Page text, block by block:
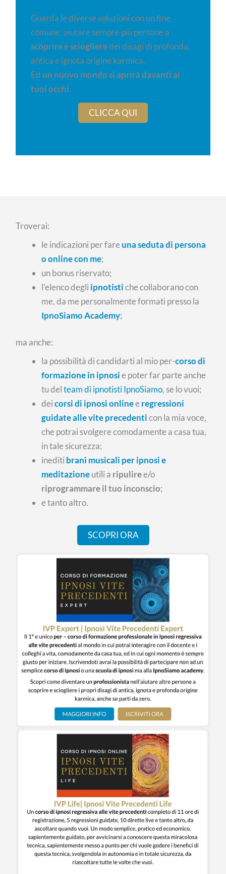
Guarda le diverse soluzioni con un fine
comune: aiutare sempre più persone a
scoprire e scioglieredei disagi di profonda,
antica e ignota origine karmica.
Ed un nuovo mondo si aprirà davanti ai
tuoi occhi.
CLICCA QUI
Troverai:
le indicazioni per fare una seduta di persona
o online con me;
un bonus riservato;
l’elenco degli ipnotistiche collaborano con
me, da me personalmente formati presso la
IpnoSiamo Academy;
ma anche:
la possibilità di candidarti al mio per-corso di
formazione in ipnosie poter far parte anche
tu delteam di ipnotisti IpnoSiamo, se lo vuoi;
deicorsi di ipnosi onlinee regressioni
guidate alle vite precedenticon la mia voce,
che potrai svolgere comodamente a casa tua,
in tale sicurezza;
inediti brani musicali per ipnosi e
meditazioneutili a ripuliree/o
riprogrammare il tuo inconscio;
e tanto altro.
SCOPRI ORA